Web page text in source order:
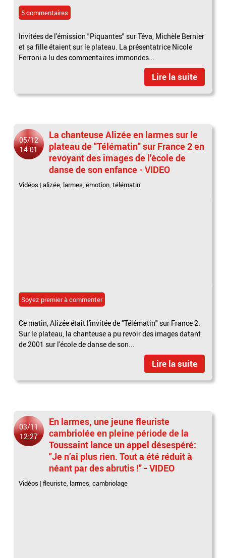
5 commentaires
Invitées de l'émission "Piquantes" sur Téva, Michèle Bernier
et sa fille étaient sur le plateau. La présentatrice Nicole
Ferroni a lu des commentaires immondes...
Lire la suite
05/12
14:01
La chanteuse Alizée en larmes sur le
plateau de "Télématin" sur France 2 en
revoyant des images de l’école de
danse de son enfance - VIDEO
Vidéos |alizée, larmes,émotion,télématin
Soyez premier à commenter
Ce matin, Alizée était l'invitée de "Télématin" sur France 2.
Sur le plateau, la chanteuse a pu revoir des images datant
de 2001 sur l'école de danse de son...
Lire la suite
03/11
12:27
En larmes, une jeune fleuriste
cambriolée en pleine période de la
Toussaint lance un appel désespéré:
"Je n’ai plus rien. Tout a été réduit à
néant par des abrutis !" - VIDEO
Vidéos |fleuriste, larmes,cambriolage